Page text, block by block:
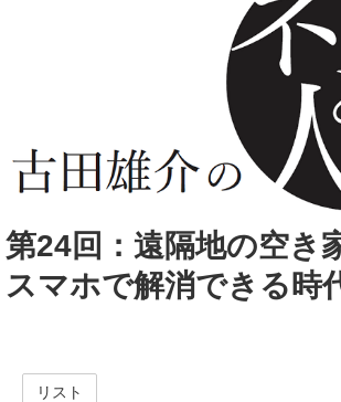
第24回：遠隔地の空き
スマホで解消できる時
リスト